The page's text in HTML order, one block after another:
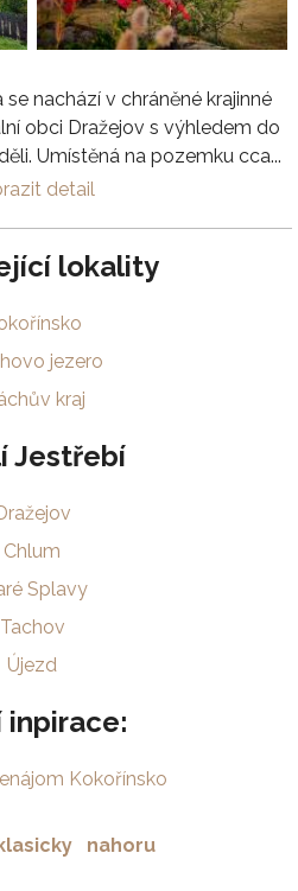
nachází v chráněné krajinné
obci Dražejov s výhledem do
Umístěná na pozemku cca...
detail
lokality
jezero
kraj
Jestřebí
Chlum
Splavy
Tachov
Újezd
inpirace:
Kokořínsko
nahoru